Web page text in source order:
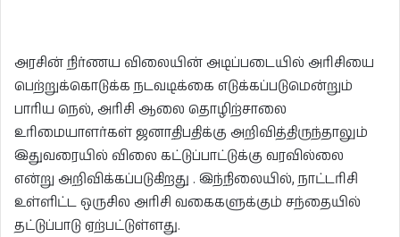
அரசின் நிர்ணய விலையின் அடிப்படையில் அரிசியை
பெற்றுக்கொடுக்க நடவடிக்கை எடுக்கப்படுமென்றும்
பாரிய நெல், அரிசி ஆலை தொழிற்சாலை
உரிமையாளர்கள் ஜனாதிபதிக்கு அறிவித்திருந்தாலும்
இதுவரையில் விலை கட்டுப்பாட்டுக்கு வரவில்லை
என்று அறிவிக்கப்படுகிறது . இந்நிலையில், நாட்டரிசி
உள்ளிட்ட ஒருசில அரிசி வகைகளுக்கும் சந்தையில்
தட்டுப்பாடு ஏற்பட்டுள்ளது.